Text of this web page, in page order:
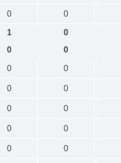
0
0
1
0
0
0
0 0
0 0
0 0
0 0
0 0